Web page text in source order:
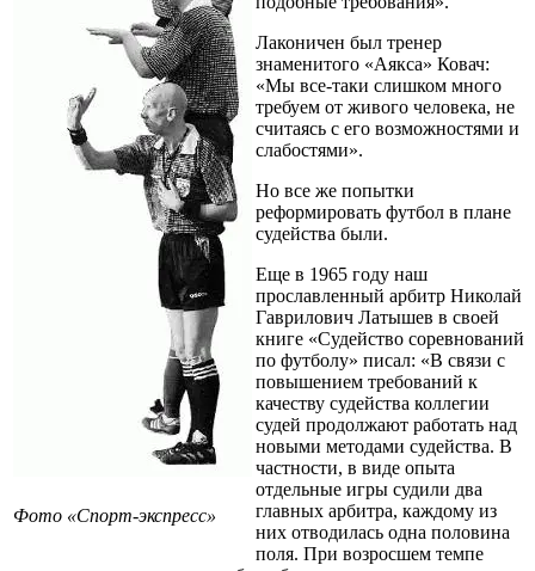
Фото «Спорт-экспресс»
Лаконичен был тренер
знаменитого «Аякса» Ковач:
«Мы все-таки слишком много
требуем от живого человека, не
считаясь с его возможностями и
слабостями».
Но все же попытки
реформировать футбол в плане
судейства были.
Еще в 1965 году наш
прославленный арбитр Николай
Гаврилович Латышев в своей
книге «Судейство соревнований
по футболу» писал: «В связи с
повышением требований к
качеству судейства коллегии
судей продолжают работать над
новыми методами судейства. В
частности, в виде опыта
отдельные игры судили два
главных арбитра, каждому из
них отводилась одна половина
поля. При возросшем темпе